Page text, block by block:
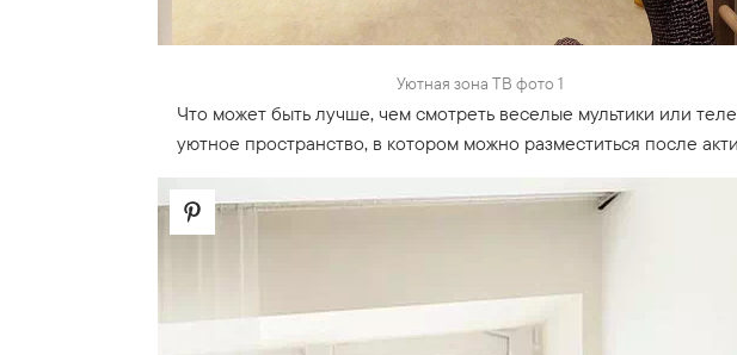
Уютная зона ТВ фото 1
Что может быть лучше, чем смотреть веселые мультики или
уютное пространство, в котором можно разместиться после